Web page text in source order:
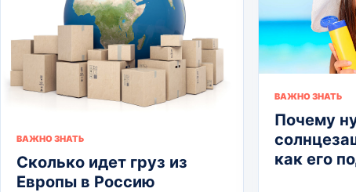
ВАЖНО ЗНАТЬ
Сколько идет груз из
Европы в Россию
ВАЖНО ЗНАТЬ
Почему
как его